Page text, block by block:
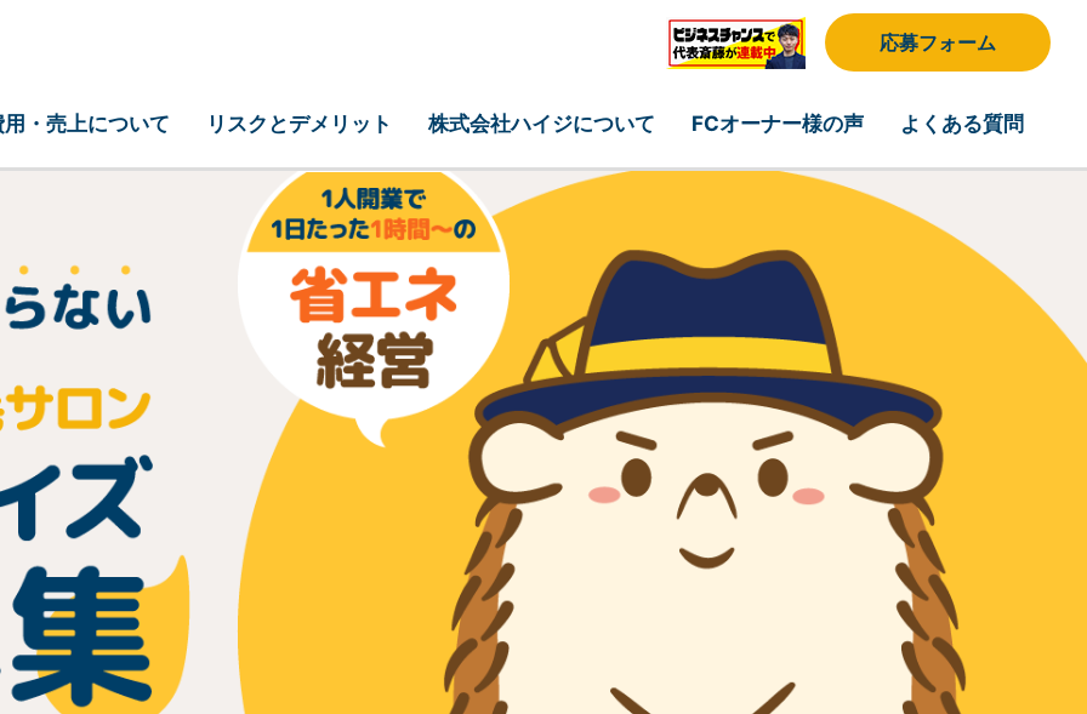
応募フォーム
・売上について リスクとデメリット 株式会社ハイジについて FCオーナー様の声 よくある質問